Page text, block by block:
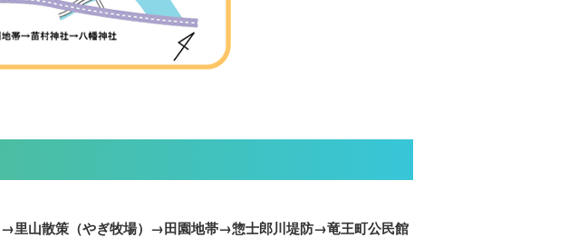
山散策（やぎ牧場）→田園地帯→惣士郎川堤防→竜王町公民館